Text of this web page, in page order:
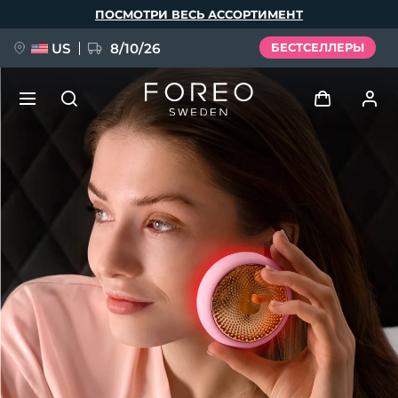
ПОСМОТРИ ВЕСЬ АССОРТИМЕНТ
US 8/10/26 БЕСТСЕЛЛЕРЫ
Войти
Профиль пользователя
Мои приборы
Мои заказы
Мои адреса
Мои подписки
НОВИНКА
FAQ™ Pure Beauty-Tech Elixir
BREAKING NEWS
issa™ Teeth Whitening Set
Deutsch
Español
Français
Italiano
Português
Polski
Svenska
Русский
Türkçe
简体中文 繁體中文